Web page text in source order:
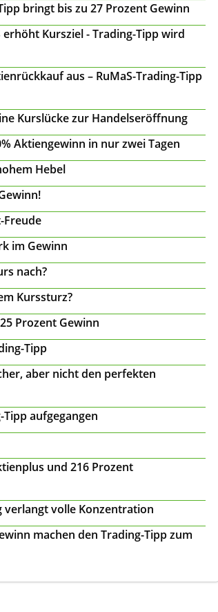
bringt bis zu 27 Prozent Gewinn
Kursziel - Trading-Tipp wird
aus – RuMaS-Trading-Tipp
Kurslücke zur Handelseröffnung
Aktiengewinn in nur zwei Tagen
Hebel
Freude
im Gewinn
nach?
Kurssturz?
Prozent Gewinn
Tipp
aber nicht den perfekten
aufgegangen
und 216 Prozent
volle Konzentration
machen den Trading-Tipp zum